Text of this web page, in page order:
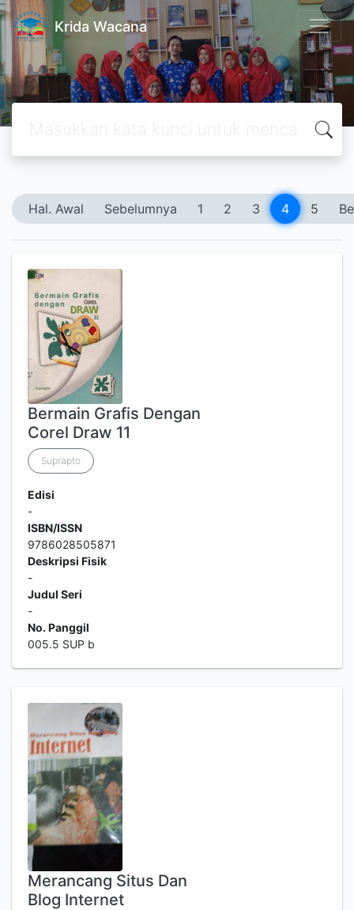
Krida Wacana
Hal. Awal Sebelumnya 1 2 3 4 5
Bermain Grafis Dengan
Corel Draw 11
Suprapto
Edisi
-
ISBN/ISSN
9786028505871
Deskripsi Fisik
-
Judul Seri
-
No. Panggil
005.5 SUP b
Merancang Situs Dan
Blog Internet